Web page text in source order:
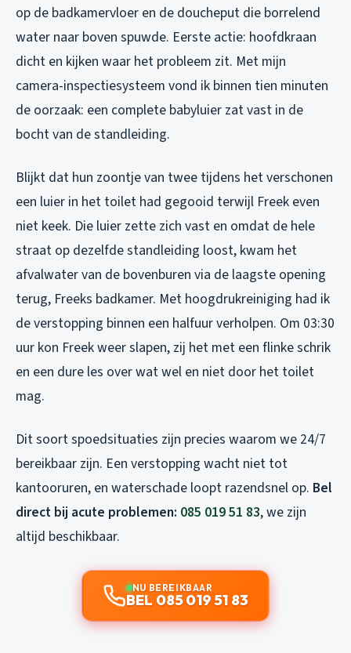
op de badkamervloer en de doucheput die borrelend
water naar boven spuwde. Eerste actie: hoofdkraan
dicht en kijken waar het probleem zit. Met mijn
camera-inspectiesysteem vond ik binnen tien minuten
de oorzaak: een complete babyluier zat vast in de
bocht van de standleiding.
Blijkt dat hun zoontje van twee tijdens het verschonen
een luier in het toilet had gegooid terwijl Freek even
niet keek. Die luier zette zich vast en omdat de hele
straat op dezelfde standleiding loost, kwam het
afvalwater van de bovenburen via de laagste opening
terug, Freeks badkamer. Met hoogdrukreiniging had ik
de verstopping binnen een halfuur verholpen. Om 03:30
uur kon Freek weer slapen, zij het met een flinke schrik
en een dure les over wat wel en niet door het toilet
mag.
Dit soort spoedsituaties zijn precies waarom we 24/7
bereikbaar zijn. Een verstopping wacht niet tot
kantooruren, en waterschade loopt razendsnel op. Bel
direct bij acute problemen: 085 019 51 83, we zijn
altijd beschikbaar.
NU BEREIKBAAR
BEL 085 019 51 83